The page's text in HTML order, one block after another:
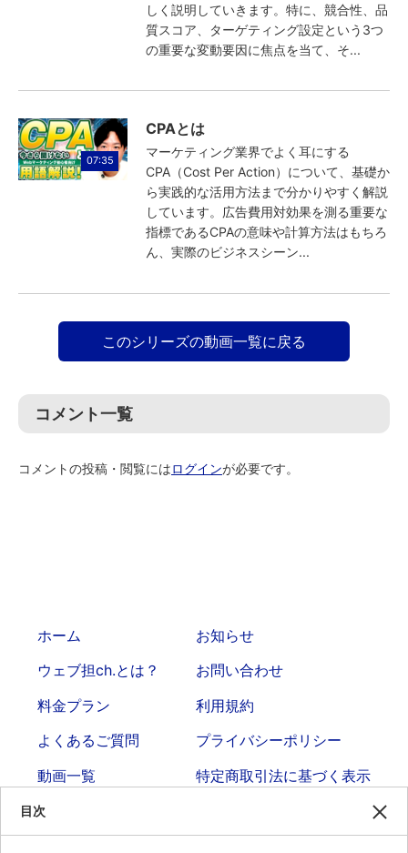
しく説明していきます。特に、競合性、品
質スコア、ターゲティング設定という3つ
の重要な変動要因に焦点を当て、そ...
07:35
CPAとは
マーケティング業界でよく耳にする
CPA（Cost Per Action）について、基礎か
ら実践的な活用方法まで分かりやすく解説
しています。広告費用対効果を測る重要な
指標であるCPAの意味や計算方法はもちろ
ん、実際のビジネスシーン...
このシリーズの動画一覧に戻る
コメント一覧
コメントの投稿・閲覧にはログインが必要です。
目次
ホーム
ウェブ担ch.とは？
料金プラン
よくあるご質問
動画一覧
お知らせ
お問い合わせ
利用規約
プライバシーポリシー
特定商取引法に基づく表示